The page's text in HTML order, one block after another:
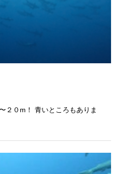
２０m！ 青いところもありま